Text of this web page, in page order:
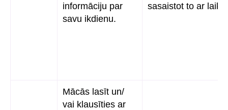
informāciju par
savu ikdienu.
sasaistot to ar laiku.
Mācās lasīt un/
vai klausīties ar